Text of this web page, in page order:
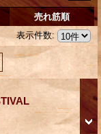
売れ筋順
表示件数: